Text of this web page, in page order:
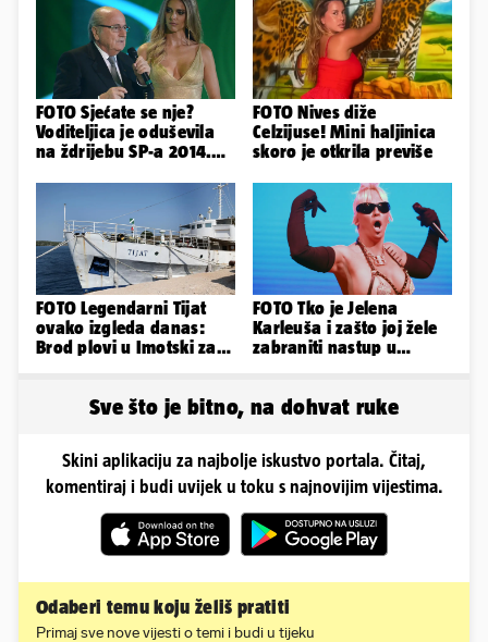
FOTO Sjećate se nje?
Voditeljica je oduševila
na ždrijebu SP-a 2014.
FOTO Nives diže
Celzijuse! Mini haljinica
skoro je otkrila previše
FOTO Legendarni Tijat
ovako izgleda danas:
Brod plovi u Imotski za
FOTO Tko je Jelena
Karleuša i zašto joj žele
zabraniti nastup u
Sve što je bitno, na dohvat ruke
Skini aplikaciju za najbolje iskustvo portala. Čitaj,
komentiraj i budi uvijek u toku s najnovijim vijestima.
Odaberi temu koju želiš pratiti
Primaj sve nove vijesti o temi i budi u tijeku